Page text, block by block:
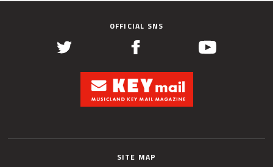
OFFICIAL SNS
SITE MAP